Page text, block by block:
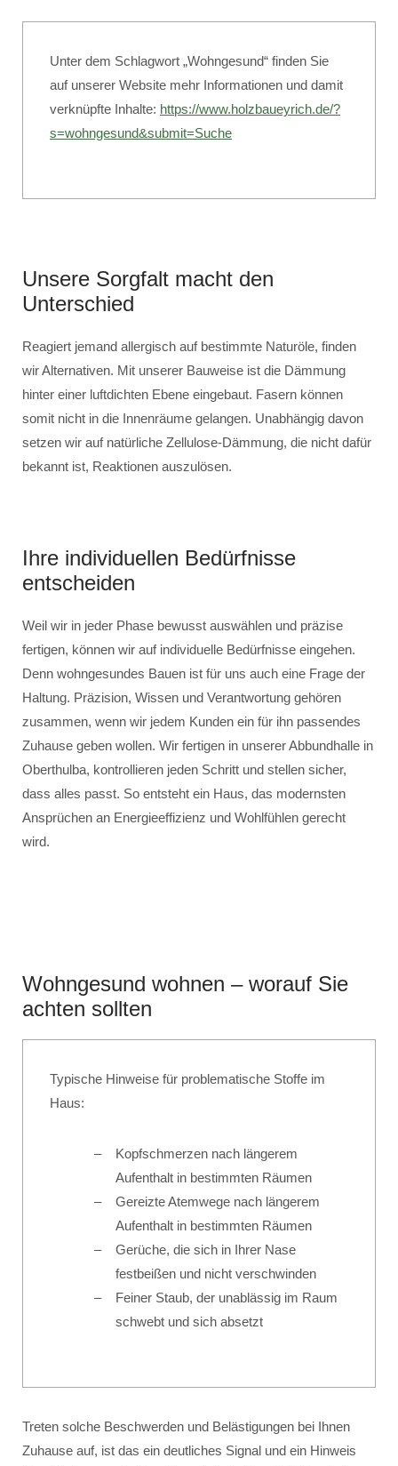
Unter dem Schlagwort „Wohngesund“ finden Sie
auf unserer Website mehr Informationen und damit
verknüpfte Inhalte: https://www.holzbaueyrich.de/?
s=wohngesund&submit=Suche
Unsere Sorgfalt macht den
Unterschied
Reagiert jemand allergisch auf bestimmte Naturöle, finden
wir Alternativen. Mit unserer Bauweise ist die Dämmung
hinter einer luftdichten Ebene eingebaut. Fasern können
somit nicht in die Innenräume gelangen. Unabhängig davon
setzen wir auf natürliche Zellulose-Dämmung, die nicht dafür
bekannt ist, Reaktionen auszulösen.
Ihre individuellen Bedürfnisse
entscheiden
Weil wir in jeder Phase bewusst auswählen und präzise
fertigen, können wir auf individuelle Bedürfnisse eingehen.
Denn wohngesundes Bauen ist für uns auch eine Frage der
Haltung. Präzision, Wissen und Verantwortung gehören
zusammen, wenn wir jedem Kunden ein für ihn passendes
Zuhause geben wollen. Wir fertigen in unserer Abbundhalle in
Oberthulba, kontrollieren jeden Schritt und stellen sicher,
dass alles passt. So entsteht ein Haus, das modernsten
Ansprüchen an Energieeffizienz und Wohlfühlen gerecht
wird.
Wohngesund wohnen – worauf Sie
achten sollten
Typische Hinweise für problematische Stoffe im
Haus:
Kopfschmerzen nach längerem
Aufenthalt in bestimmten Räumen
Gereizte Atemwege nach längerem
Aufenthalt in bestimmten Räumen
Gerüche, die sich in Ihrer Nase
festbeißen und nicht verschwinden
Feiner Staub, der unablässig im Raum
schwebt und sich absetzt
Treten solche Beschwerden und Belästigungen bei Ihnen
Zuhause auf, ist das ein deutliches Signal und ein Hinweis